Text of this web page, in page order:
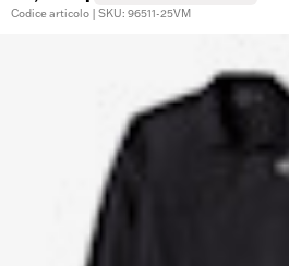
Codice articolo | SKU: 96511-25VM